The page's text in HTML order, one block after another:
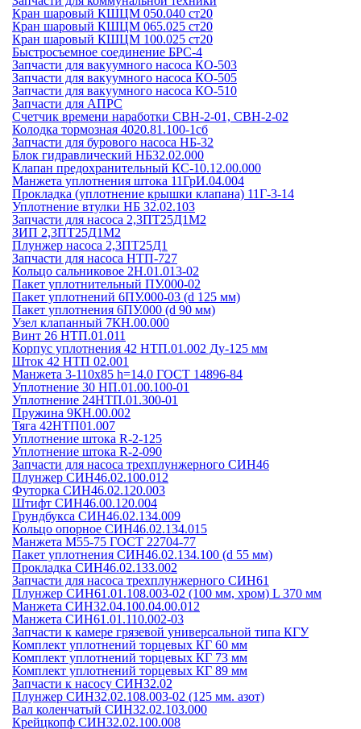
Кран шаровый КШЦМ 050.040 ст20
Кран шаровый КШЦМ 065.025 ст20
Кран шаровый КШЦМ 100.025 ст20
Быстросъемное соединение БРС-4
Запчасти для вакуумного насоса КО-503
Запчасти для вакуумного насоса КО-505
Запчасти для вакуумного насоса КО-510
Запчасти для АПРС
Счетчик времени наработки СВН-2-01, СВН-2-02
Колодка тормозная 4020.81.100-1сб
Запчасти для бурового насоса НБ-32
Блок гидравлический НБ32.02.000
Клапан предохранительный КС-10.12.00.000
Манжета уплотнения штока 11ГрИ.04.004
Прокладка (уплотнение крышки клапана) 11Г-3-14
Уплотнение втулки НБ 32.02.103
Запчасти для насоса 2,3ПТ25Д1М2
ЗИП 2,3ПТ25Д1М2
Плунжер насоса 2,3ПТ25Д1
Запчасти для насоса НТП-727
Кольцо сальниковое 2Н.01.013-02
Пакет уплотнительный ПУ.000-02
Пакет уплотнений 6ПУ.000-03 (d 125 мм)
Пакет уплотнения 6ПУ.000 (d 90 мм)
Узел клапанный 7КН.00.000
Винт 26 НТП.01.011
Корпус уплотнения 42 НТП.01.002 Ду-125 мм
Шток 42 НТП 02.001
Манжета 3-110х85 h=14.0 ГОСТ 14896-84
Уплотнение 30 НП.01.00.100-01
Уплотнение 24НТП.01.300-01
Пружина 9КН.00.002
Тяга 42НТП01.007
Уплотнение штока R-2-125
Уплотнение штока R-2-090
Запчасти для насоса трехплунжерного СИН46
Плунжер СИН46.02.100.012
Футорка СИН46.02.120.003
Штифт СИН46.00.120.004
Грундбукса СИН46.02.134.009
Кольцо опорное СИН46.02.134.015
Манжета М55-75 ГОСТ 22704-77
Пакет уплотнения СИН46.02.134.100 (d 55 мм)
Прокладка СИН46.02.133.002
Запчасти для насоса трехплунжерного СИН61
Плунжер СИН61.01.108.003-02 (100 мм, хром) L 370 мм
Манжета СИН32.04.100.04.00.012
Манжета СИН61.01.110.002-03
Запчасти к камере грязевой универсальной типа КГУ
Комплект уплотнений торцевых КГ 60 мм
Комплект уплотнений торцевых КГ 73 мм
Комплект уплотнений торцевых КГ 89 мм
Запчасти к насосу СИН32.02
Плунжер СИН32.02.108.003-02 (125 мм. азот)
Вал коленчатый СИН32.02.103.000
Крейцкопф СИН32.02.100.008